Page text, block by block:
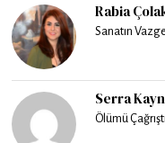
Rabia
Sanatın
Serra
Ölümü